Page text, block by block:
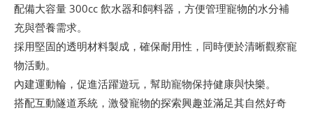
配備大容量 300cc 飲水器和飼料器，方便管理寵物的水分補
充與營養需求。
採用堅固的透明材料製成，確保耐用性，同時便於清晰觀察寵
物活動。
內建運動輪，促進活躍遊玩，幫助寵物保持健康與快樂。
搭配互動隧道系統，激發寵物的探索興趣並滿足其自然好奇